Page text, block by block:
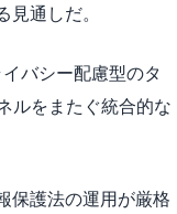
通しだ。
バシー配慮型のタ
をまたぐ統合的な
保護法の運用が厳格